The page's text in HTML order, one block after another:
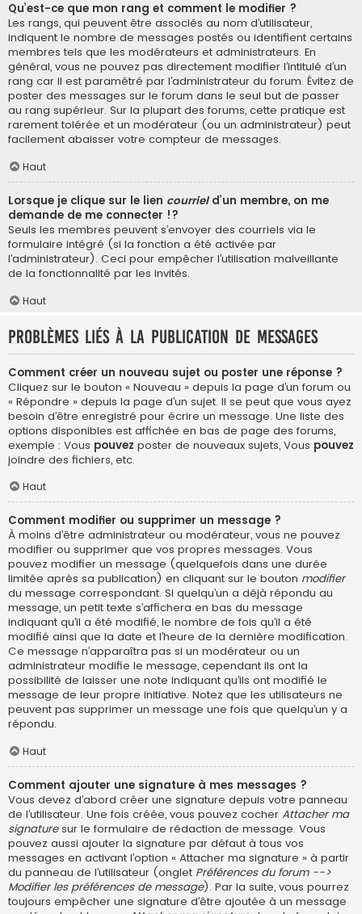
Qu’est-ce que mon rang et comment le modifier ?
Les rangs, qui peuvent être associés au nom d’utilisateur,
indiquent le nombre de messages postés ou identifient certains
membres tels que les modérateurs et administrateurs. En
général, vous ne pouvez pas directement modifier l’intitulé d’un
rang car il est paramétré par l’administrateur du forum. Évitez de
poster des messages sur le forum dans le seul but de passer
au rang supérieur. Sur la plupart des forums, cette pratique est
rarement tolérée et un modérateur (ou un administrateur) peut
facilement abaisser votre compteur de messages.
Haut
Lorsque je clique sur le lien courrield’un membre, on me
demande de me connecter !?
Seuls les membres peuvent s’envoyer des courriels via le
formulaire intégré (si la fonction a été activée par
l’administrateur). Ceci pour empêcher l’utilisation malveillante
de la fonctionnalité par les invités.
Haut
Problèmes liés à la publication de messages
Comment créer un nouveau sujet ou poster une réponse ?
Cliquez sur le bouton « Nouveau » depuis la page d’un forum ou
« Répondre » depuis la page d’un sujet. Il se peut que vous ayez
besoin d’être enregistré pour écrire un message. Une liste des
options disponibles est affichée en bas de page des forums,
exemple : Vous pouvez poster de nouveaux sujets, Vous pouvez
joindre des fichiers, etc.
Haut
Comment modifier ou supprimer un message ?
À moins d’être administrateur ou modérateur, vous ne pouvez
modifier ou supprimer que vos propres messages. Vous
pouvez modifier un message (quelquefois dans une durée
limitée après sa publication) en cliquant sur le bouton modifier
du message correspondant. Si quelqu’un a déjà répondu au
message, un petit texte s’affichera en bas du message
indiquant qu’il a été modifié, le nombre de fois qu’il a été
modifié ainsi que la date et l’heure de la dernière modification.
Ce message n’apparaîtra pas si un modérateur ou un
administrateur modifie le message, cependant ils ont la
possibilité de laisser une note indiquant qu’ils ont modifié le
message de leur propre initiative. Notez que les utilisateurs ne
peuvent pas supprimer un message une fois que quelqu’un y a
répondu.
Haut
Comment ajouter une signature à mes messages ?
Vous devez d’abord créer une signature depuis votre panneau
de l’utilisateur. Une fois créée, vous pouvez cocher Attacher ma
signaturesur le formulaire de rédaction de message. Vous
pouvez aussi ajouter la signature par défaut à tous vos
messages en activant l’option « Attacher ma signature » à partir
du panneau de l’utilisateur (onglet Préférences du forum -->
Modifier les préférences de message). Par la suite, vous pourrez
toujours empêcher une signature d’être ajoutée à un message